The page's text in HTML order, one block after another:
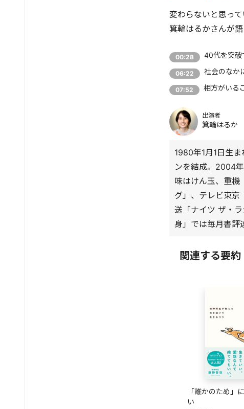
変わらないと思っ
箕輪はるかさんが語
00:28 40代を突破
06:22 社会のなか
07:52 相方がいる
出演者
箕輪はるか
1980年1月1日生
ンを結成。2004
味はけん玉、重機
グ」、テレビ東京
送「ナイツ ザ・
身」では毎月書評
関連する要約
「誰かのため」
い